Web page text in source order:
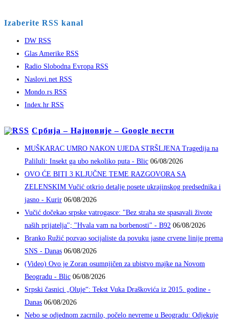
Izaberite RSS kanal
DW RSS
Glas Amerike RSS
Radio Slobodna Evropa RSS
Naslovi.net RSS
Mondo.rs RSS
Index.hr RSS
Србија – Најновије – Google вести
MUŠKARAC UMRO NAKON UJEDA STRŠLJENA Tragedija na
Paliluli: Insekt ga ubo nekoliko puta - Blic 06/08/2026
OVO ĆE BITI 3 KLJUČNE TEME RAZGOVORA SA
ZELENSKIM Vučić otkrio detalje posete ukrajinskog predsednika i
jasno - Kurir 06/08/2026
Vučić dočekao srpske vatrogasce: "Bez straha ste spasavali živote
naših prijatelja"; "Hvala vam na borbenosti" - B92 06/08/2026
Branko Ružić pozvao socijaliste da povuku jasne crvene linije prema
SNS - Danas 06/08/2026
(Video) Ovo je Zoran osumnjičen za ubistvo majke na Novom
Beogradu - Blic 06/08/2026
Srpski časnici „Oluje“: Tekst Vuka Draškovića iz 2015. godine -
Danas 06/08/2026
Nebo se odjednom zacrnilo, počelo nevreme u Beogradu: Odjekuje